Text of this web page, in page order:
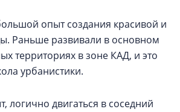
опыт создания красивой и
Раньше развивали в основном
территориях в зоне КАД, и это
урбанистики.
логично двигаться в соседний